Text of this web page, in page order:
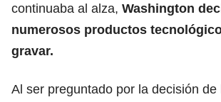
continuaba al alza, Washington
numerosos productos
gravar.
Al ser preguntado por la decisión de